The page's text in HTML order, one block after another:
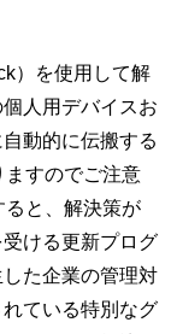
）を使用して解
人用デバイスお
動的に伝搬する
ますのでご注意
ると、解決策が
ける更新プログ
た企業の管理対
ている特別なグ